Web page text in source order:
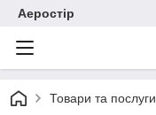
Аеростір
Товари та послуги